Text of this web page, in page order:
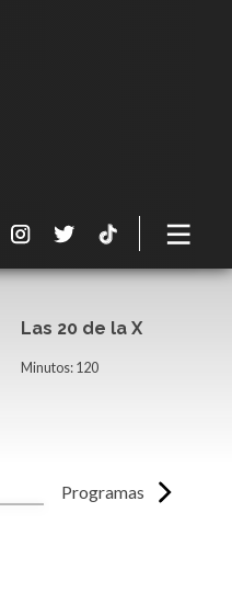
Programas
Las 20 de la X
Minutos: 120